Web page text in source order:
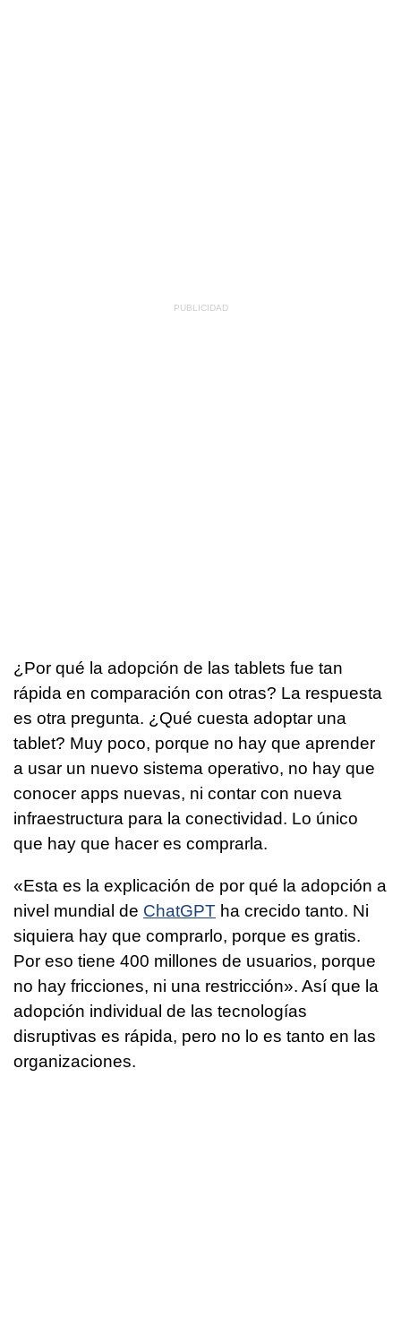
¿Por qué la adopción de las tablets fue tan
rápida en comparación con otras? La respuesta
es otra pregunta. ¿Qué cuesta adoptar una
tablet? Muy poco, porque no hay que aprender
a usar un nuevo sistema operativo, no hay que
conocer apps nuevas, ni contar con nueva
infraestructura para la conectividad. Lo único
que hay que hacer es comprarla.
«Esta es la explicación de por qué la adopción a
nivel mundial de ChatGPT ha crecido tanto. Ni
siquiera hay que comprarlo, porque es gratis.
Por eso tiene 400 millones de usuarios, porque
no hay fricciones, ni una restricción». Así que la
adopción individual de las tecnologías
disruptivas es rápida, pero no lo es tanto en las
organizaciones.